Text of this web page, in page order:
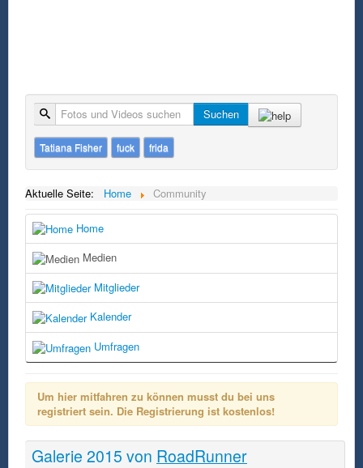
Suche Suchen
Tatiana Fisher fuck frida
Aktuelle Seite: Home Community
Home
Medien
Mitglieder
Kalender
Umfragen
Um hier mitfahren zu können musst du bei uns
registriert sein. Die Registrierung ist kostenlos!
Galerie 2015 von RoadRunner